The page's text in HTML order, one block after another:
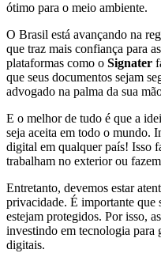
ótimo para o meio ambiente.
O Brasil está avançando na
que traz mais confiança para
plataformas como o Signater
que seus documentos sejam
advogado na palma da sua
E o melhor de tudo é que a
seja aceita em todo o mundo.
digital em qualquer país! Isso
trabalham no exterior ou
Entretanto, devemos estar
privacidade. É importante que
estejam protegidos. Por isso,
investindo em tecnologia para
digitais.